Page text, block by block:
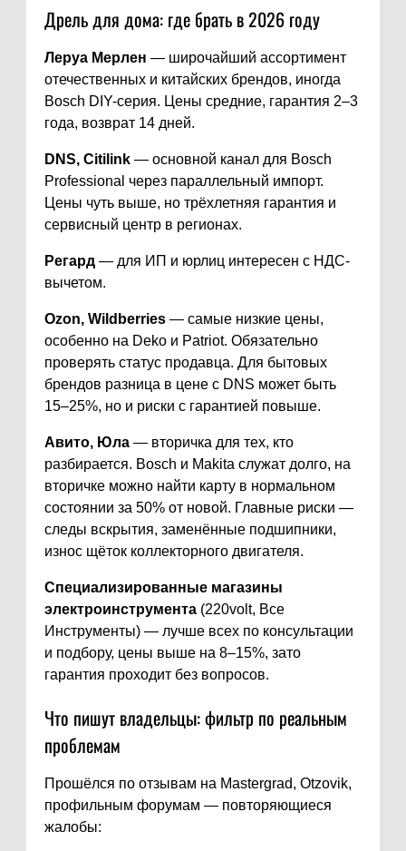
Дрель для дома: где брать в 2026 году
Леруа Мерлен — широчайший ассортимент
отечественных и китайских брендов, иногда
Bosch DIY-серия. Цены средние, гарантия 2–3
года, возврат 14 дней.
DNS, Citilink — основной канал для Bosch
Professional через параллельный импорт.
Цены чуть выше, но трёхлетняя гарантия и
сервисный центр в регионах.
Регард — для ИП и юрлиц интересен с НДС-
вычетом.
Ozon, Wildberries — самые низкие цены,
особенно на Deko и Patriot. Обязательно
проверять статус продавца. Для бытовых
брендов разница в цене с DNS может быть
15–25%, но и риски с гарантией повыше.
Авито, Юла — вторичка для тех, кто
разбирается. Bosch и Makita служат долго, на
вторичке можно найти карту в нормальном
состоянии за 50% от новой. Главные риски —
следы вскрытия, заменённые подшипники,
износ щёток коллекторного двигателя.
Специализированные магазины
электроинструмента (220volt, Все
Инструменты) — лучше всех по консультации
и подбору, цены выше на 8–15%, зато
гарантия проходит без вопросов.
Что пишут владельцы: фильтр по реальным
проблемам
Прошёлся по отзывам на Mastergrad, Otzovik,
профильным форумам — повторяющиеся
жалобы: